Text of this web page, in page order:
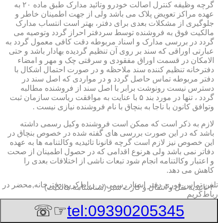
گرچه وظیفه کنترل اصالت خودرو وتائید مدارک طبق ماده ۲۰ به
عهده مراکز تعویض پلاک می باشد ولی از جهت اطمینان خاطر و
جلوگیری از مشکلات بعدی برای دفتر، بهتر است انتساب مدارک
مالکیت فوق به فروشنده توسط سردفتر احراز گردد وتوصیه می
گردد در بررسی مدارک و اسناد مربوطه دقت کافی معمول گردد به
عبارتی اوراقی که سند بر روی آن تنظیم گردیده بهادار باشد و حتی
الامکان در قسمت اوراق مفقودی و سرقتی چک و مهر و امضاء
دفترخانه تنظیم کننده سند ملاحظه و در صورت احتمال اشکال با
دفتر مربوطه تماس حاصل گردد و در مواردی که اصل سند در
دسترس نیست رونوشت برابر با اصل سند از فروشنده مطالبه
گردد ، تنها در مورد بند ۵ با عنایت به موافقت ریاست سازمان ثبت
وتوافق کانون با ناجا به بنچاق با نام فروشنده نیازی نیست .
لازم به ذکر است که ممکن است فروشنده وکیل رسمی داشته
باشد که در این صورت بررسی های گفته شده در خصوص بنچاق در
این خصوص نیز لازم است گرچه قانونا تائیدیه وکالتنامه ها به عهده
دفاتر نمی باشد ولی هرنوع اقدامی که در حصول اطمینان از صحت
و اعتبار وکالتنامه انجام شود تبعات ناشی از اختلافات بعدی را
کاهش می دهد.
۲-تائیدیه نقل و انتقال و کارت سبز (شناسنامه مالکیت)
برگ تائیدیه نقل و انتقال صادره از مراکز تعویض پلاک حاوی
مشخصات کامل خودرو اعم از نوع ، سیستم ، مدل ، رنگ ، شماره
تلفن تماس فوریدفتر اسناد رسمی در رباط‌کریم,دفترخانه,محضر در
رباط‌کریم
tel:09390205345
☞☏